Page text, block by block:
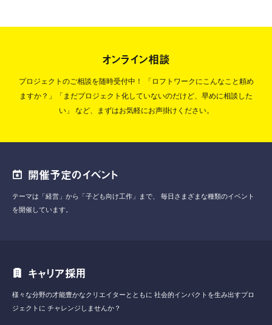
オンライン相談
プロジェクトのご相談を随時受付中！
「ロフトワークにこんなこと頼め
ますか？」「まだプロジェクト化していないのだけど、早めに相談した
い」
など、まずはお気軽にお声掛けください。
開催予定のイベント
テーマは「経営」から「子ども向け工作」まで、
毎日さまざまな種類のイベント
を開催しています。
キャリア採用
様々な分野の才能豊かなクリエイターとともに 社会的インパクトを生み出すプロ
ジェクトに チャレンジしませんか？